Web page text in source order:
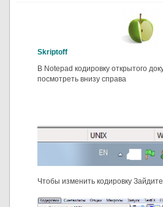
Skriptoff
В Notepad кодировку открытого
посмотреть внизу справа
Чтобы изменить кодировку